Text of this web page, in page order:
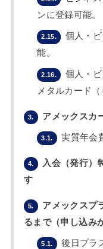
ンに登録可能。
2.15.
個人・
能。
2.16.
個人・
メタルカード
3. アメックスカ
3.1. 実質年会
4.
入会（発行）
す
5.
アメックスプ
るまで（申し込み
5.1. 後日プラ